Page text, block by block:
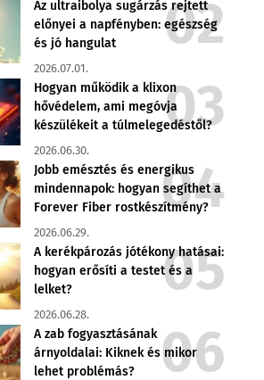
Az ultraibolya sugárzás rejtett
előnyei a napfényben: egészség
és jó hangulat
2026.07.01.
Hogyan működik a klixon
hővédelem, ami megóvja
készülékeit a túlmelegedéstől?
2026.06.30.
Jobb emésztés és energikus
mindennapok: hogyan segíthet a
Forever Fiber rostkészítmény?
2026.06.29.
A kerékpározás jótékony hatásai:
hogyan erősíti a testet és a
lelket?
2026.06.28.
A zab fogyasztásának
árnyoldalai: Kiknek és mikor
lehet problémás?